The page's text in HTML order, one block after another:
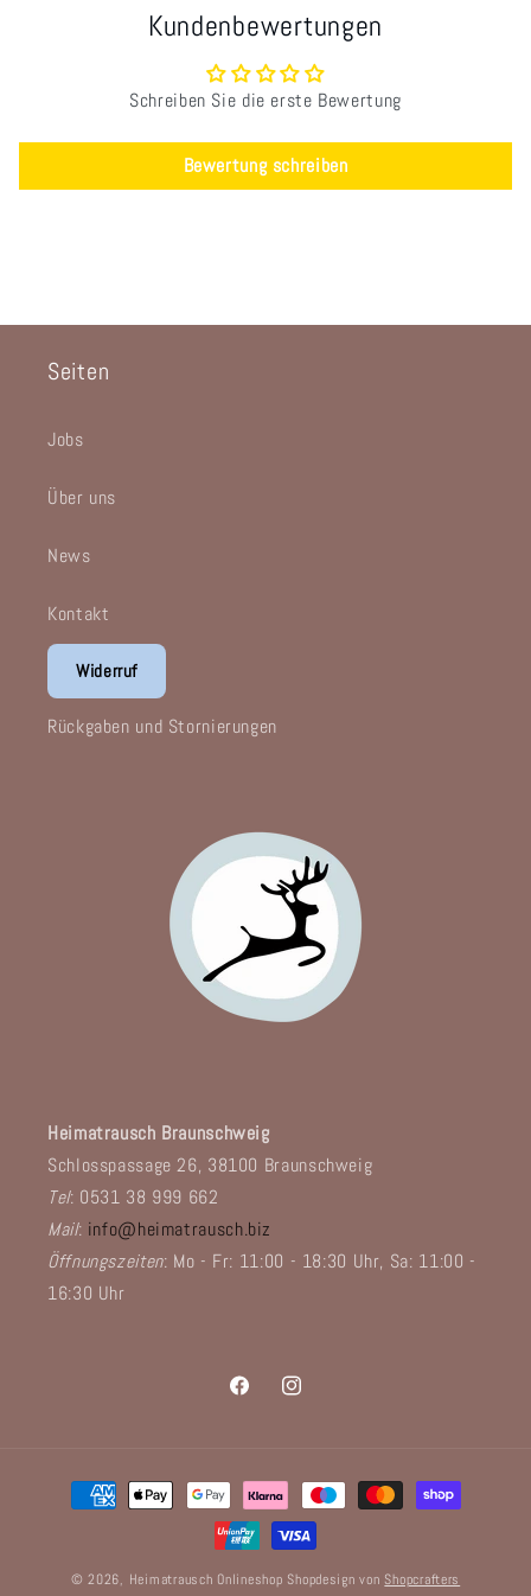
Kundenbewertungen
Schreiben Sie die erste Bewertung
Bewertung schreiben
Seiten
Jobs
Über uns
News
Kontakt
Widerruf
Rückgaben und Stornierungen
Heimatrausch Braunschweig
Schlosspassage 26, 38100 Braunschweig
Tel: 0531 38 999 662
Mail: info@heimatrausch.biz
Öffnungszeiten: Mo - Fr: 11:00 - 18:30 Uhr, Sa: 11:00 -
16:30 Uhr
FacebookInstagram
Zahlungsmethoden
© 2026, Heimatrausch Onlineshop Shopdesign von Shopcrafters